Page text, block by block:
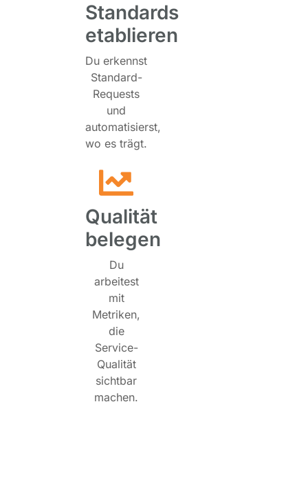
Standards
etablieren
Du erkennst
Standard-
Requests
und
automatisierst,
wo es trägt.
Qualität
belegen
Du
arbeitest
mit
Metriken,
die
Service-
Qualität
sichtbar
machen.